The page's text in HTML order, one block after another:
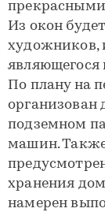
Из окон
художников,
По плану на
организован
подземном
машин.
хранения
намерен